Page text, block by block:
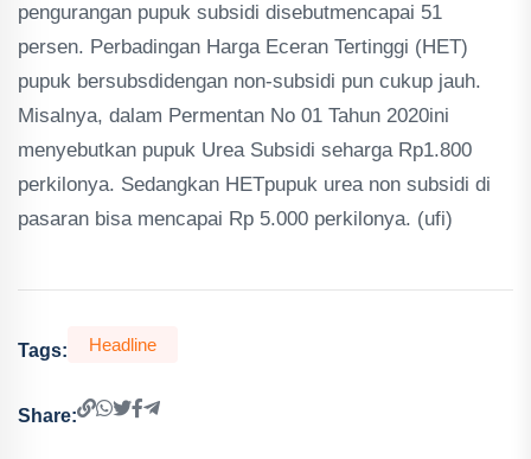
pengurangan pupuk subsidi disebutmencapai 51
persen. Perbadingan Harga Eceran Tertinggi (HET)
pupuk bersubsdidengan non-subsidi pun cukup jauh.
Misalnya, dalam Permentan No 01 Tahun 2020ini
menyebutkan pupuk Urea Subsidi seharga Rp1.800
perkilonya. Sedangkan HETpupuk urea non subsidi di
pasaran bisa mencapai Rp 5.000 perkilonya. (ufi)
Tags: Headline
Share: